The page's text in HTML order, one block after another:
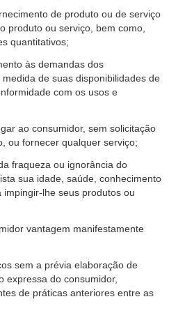
de produto ou de serviço
produto ou serviço, bem como,
quantitativos;
às demandas dos
de suas disponibilidades de
com os usos e
ao consumidor, sem solicitação
ou fornecer qualquer serviço;
fraqueza ou ignorância do
sua idade, saúde, conhecimento
lhe seus produtos ou
vantagem manifestamente
sem a prévia elaboração de
expressa do consumidor,
de práticas anteriores entre as